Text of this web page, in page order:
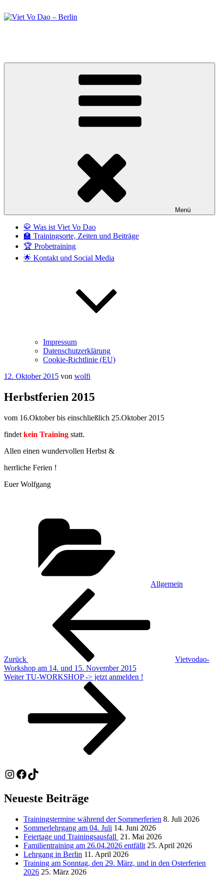
Inhalt
Menü
🥋 Was ist Viet Vo Dao
🏫 Trainingsorte, Zeiten und Beiträge
🏆 Probetraining
🌟 Kontakt und Social Media
Impressum
Datenschutzerklärung
Cookie-Richtlinie (EU)
Veröffentlicht
12. Oktober 2015 von wolfi
Herbstferien 2015
vom 16.Oktober bis einschließlich 25.Oktober 2015
findet kein Training statt.
Allen einen wundervollen Herbst &
herrliche Ferien !
Euer Wolfgang
Allgemein
Beitragsnavigation
Zurück
Vietvodao-
Workshop am 14. und 15. November 2015
Nächster
Weiter TU-WORKSHOP -> jetzt anmelden !
Instagram
Facebook
TikTok
Neueste Beiträge
Trainingstermine während der Sommerferien 8. Juli 2026
Sommerlehrgang am 04. Juli 14. Juni 2026
Feiertage und Trainingsausfall 21. Mai 2026
Familientraining am 26.04.2026 entfällt 25. April 2026
Lehrgang in Berlin 11. April 2026
Training am Sonntag, den 29. März, und in den Osterferien
2026 25. März 2026